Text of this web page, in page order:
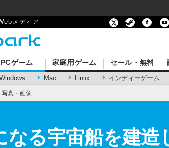
メディア
PCゲーム
Windows Mac Linux インディーゲーム
家庭用ゲーム セール・無料
写真・画像
なる宇宙船を建